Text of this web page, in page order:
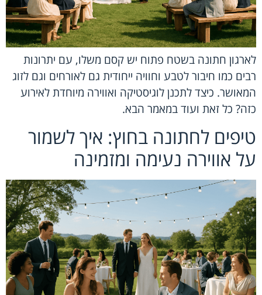
לארגון חתונה בשטח פתוח יש קסם משלו, עם יתרונות
רבים כמו חיבור לטבע וחוויה ייחודית גם לאורחים וגם לזוג
המאושר. כיצד לתכנן לוגיסטיקה ואווירה מיוחדת לאירוע
כזה? כל זאת ועוד במאמר הבא.
טיפים לחתונה בחוץ: איך לשמור
על אווירה נעימה ומזמינה